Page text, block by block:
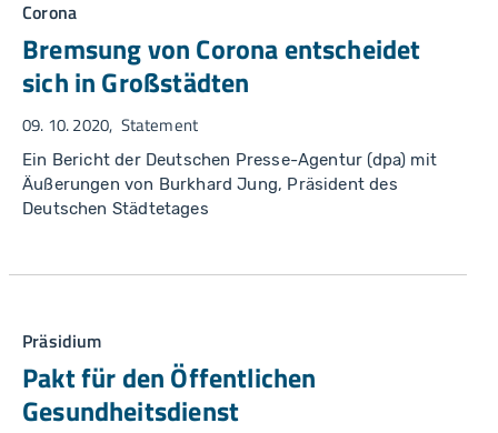
Corona
Bremsung von Corona entscheidet
sich in Großstädten
09. 10. 2020 Statement
Ein Bericht der Deutschen Presse-Agentur (dpa) mit
Äußerungen von Burkhard Jung, Präsident des
Deutschen Städtetages
Präsidium
Pakt für den Öffentlichen
Gesundheitsdienst